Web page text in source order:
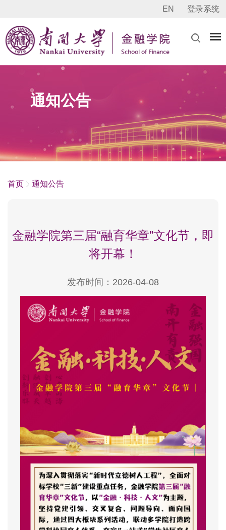
EN 登录系统
通知公告
首页 通知公告
金融学院第三届“融育华章”文化节，即
将开幕！
发布时间：2026-04-08